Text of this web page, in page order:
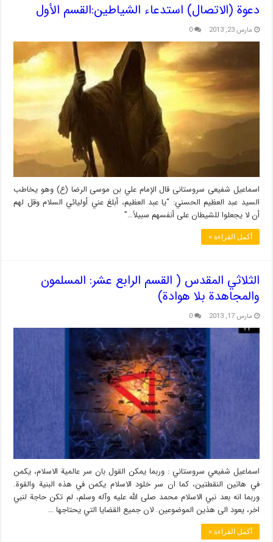
دعوة (الاتصال) استدعاء الشياطين:القسم الأول
مارس 23, 2013 0
اسماعیل شفیعی سروستانی قال الإمام علي بن موسى الرضا (ع) وهو يخاطب
السيد عبد العظيم الحسني: “يا عبد العظيم، أبلغ عني أوليائي السلام وقل لهم
أن لا يجعلوا للشيطان على أنفسهم سبيلاً…”
أكمل القراءة »
الثلاثي المقدس ( القسم الرابع عشر: المسلمون
والمجاهدة بلا هوادة)
مارس 17, 2013 0
اسماعيل شفيعي سروستاني : وربما يمكن القول بان سر عالمية الاسلام، يكمن
في هاتين النقطتين، كما ان سر خلود الاسلام يكمن في هذه البنية والقوة.
وربما انه بعد نبي الاسلام محمد صلى الله عليه وآله وسلم، لم تكن حاجة لنبي
اخر، يعود الى هذين الموضوعين. لان جميع القضايا التي يحتاجها …
أكمل القراءة »